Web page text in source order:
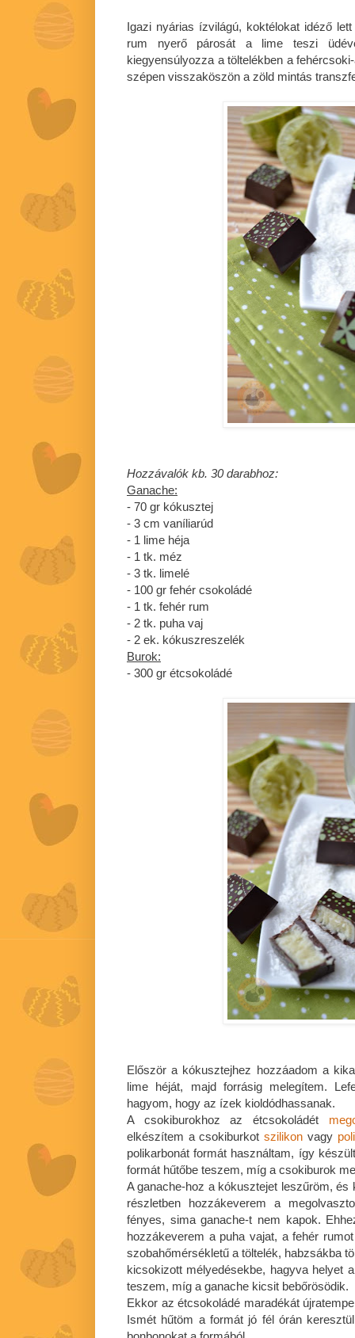
Igazi nyárias ízvilágú, koktélokat idéző
rum nyerő párosát a lime teszi
kiegyensúlyozza a töltelékben a
szépen visszaköszön a zöld mintás
Hozzávalók kb. 30 darabhoz:
Ganache:
- 70 gr kókusztej
- 3 cm vaníliarúd
- 1 lime héja
- 1 tk. méz
- 3 tk. limelé
- 100 gr fehér csokoládé
- 1 tk. fehér rum
- 2 tk. puha vaj
- 2 ek. kókuszreszelék
Burok:
- 300 gr étcsokoládé
Először a kókusztejhez hozzáadom a
lime héját, majd forrásig melegítem.
hagyom, hogy az ízek kioldódhassanak.
A csokiburokhoz az étcsokoládét
elkészítem a csokiburkotszilikon vagy
polikarbonát formát használtam, így
formát hűtőbe teszem, míg a csokiburok
A ganache-hoz a kókusztejet leszűröm,
részletben hozzákeverem a
fényes, sima ganache-t nem kapok.
hozzákeverem a puha vajat, a fehér
szobahőmérsékletű a töltelék, habzsákba
kicsokizott mélyedésekbe, hagyva helyet
teszem, míg a ganache kicsit bebőrösödik.
Ekkor az étcsokoládé maradékát
Ismét hűtöm a formát jó fél órán